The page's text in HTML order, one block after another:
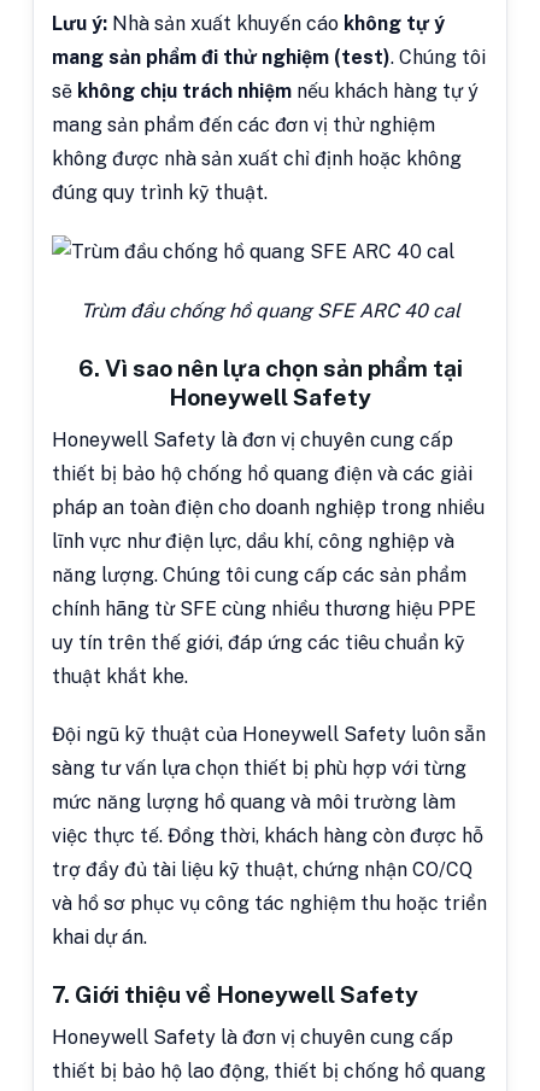
Lưu ý: Nhà sản xuất khuyến cáo không tự ý
mang sản phẩm đi thử nghiệm (test). Chúng tôi
sẽ không chịu trách nhiệm nếu khách hàng tự ý
mang sản phẩm đến các đơn vị thử nghiệm
không được nhà sản xuất chỉ định hoặc không
đúng quy trình kỹ thuật.
Trùm đầu chống hồ quang SFE ARC 40 cal
6. Vì sao nên lựa chọn sản phẩm tại
Honeywell Safety
Honeywell Safety là đơn vị chuyên cung cấp
thiết bị bảo hộ chống hồ quang điện và các giải
pháp an toàn điện cho doanh nghiệp trong nhiều
lĩnh vực như điện lực, dầu khí, công nghiệp và
năng lượng. Chúng tôi cung cấp các sản phẩm
chính hãng từ SFE cùng nhiều thương hiệu PPE
uy tín trên thế giới, đáp ứng các tiêu chuẩn kỹ
thuật khắt khe.
Đội ngũ kỹ thuật của Honeywell Safety luôn sẵn
sàng tư vấn lựa chọn thiết bị phù hợp với từng
mức năng lượng hồ quang và môi trường làm
việc thực tế. Đồng thời, khách hàng còn được hỗ
trợ đầy đủ tài liệu kỹ thuật, chứng nhận CO/CQ
và hồ sơ phục vụ công tác nghiệm thu hoặc triển
khai dự án.
7. Giới thiệu về Honeywell Safety
Honeywell Safety là đơn vị chuyên cung cấp
thiết bị bảo hộ lao động, thiết bị chống hồ quang